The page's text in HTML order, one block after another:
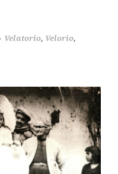
Velatorio, Velorio,